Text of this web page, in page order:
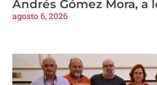
Andrés Gómez Mora, a
agosto 6, 2026